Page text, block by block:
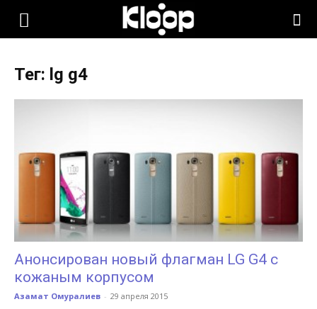
KLOOP.KG
Кыргызстана
Тег: lg g4
Анонсирован новый флагман LG G4 с
кожаным корпусом
Азамат Омуралиев - 29 апреля 2015